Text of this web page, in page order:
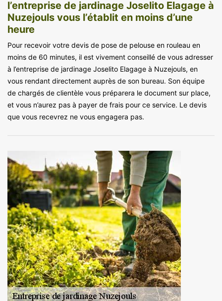
l’entreprise de jardinage Joselito Elagage à
Nuzejouls vous l’établit en moins d’une
heure
Pour recevoir votre devis de pose de pelouse en rouleau en
moins de 60 minutes, il est vivement conseillé de vous adresser
à l’entreprise de jardinage Joselito Elagage à Nuzejouls, en
vous rendant directement auprès de son bureau. Son équipe
de chargés de clientèle vous préparera le document sur place,
et vous n’aurez pas à payer de frais pour ce service. Le devis
que vous recevrez ne vous engagera pas.